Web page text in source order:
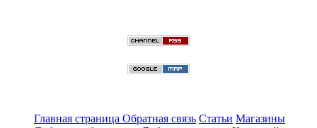
Главная страница Обратная связь Статьи Магазины